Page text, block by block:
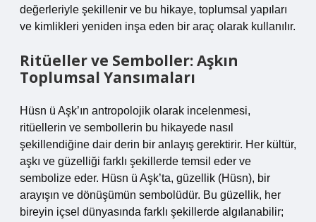
değerleriyle şekillenir ve bu hikaye, toplumsal yapıları
ve kimlikleri yeniden inşa eden bir araç olarak kullanılır.
Ritüeller ve Semboller: Aşkın
Toplumsal Yansımaları
Hüsn ü Aşk’ın antropolojik olarak incelenmesi,
ritüellerin ve sembollerin bu hikayede nasıl
şekillendiğine dair derin bir anlayış gerektirir. Her kültür,
aşkı ve güzelliği farklı şekillerde temsil eder ve
sembolize eder. Hüsn ü Aşk’ta, güzellik (Hüsn), bir
arayışın ve dönüşümün sembolüdür. Bu güzellik, her
bireyin içsel dünyasında farklı şekillerde algılanabilir;